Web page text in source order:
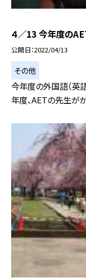
４／13 今年度の
公開日 2022/04/13
その他
今年度の外国語（英
年度、AETの先生が